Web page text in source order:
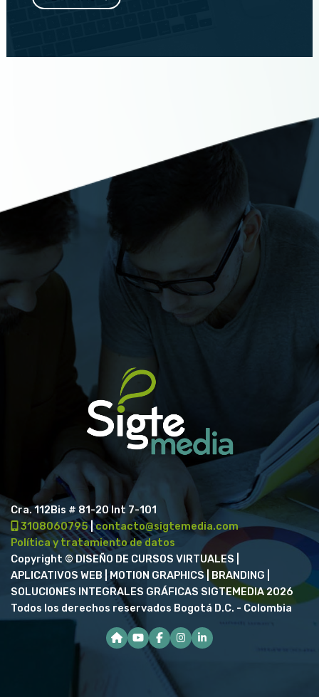
Cra. 112Bis # 81-20 Int 7-101
3108060795|contacto@sigtemedia.com
Política y tratamiento de datos
Copyright © DISEÑO DE CURSOS VIRTUALES |
APLICATIVOS WEB | MOTION GRAPHICS | BRANDING |
SOLUCIONES INTEGRALES GRÁFICAS SIGTEMEDIA 2026
Todos los derechos reservados Bogotá D.C. - Colombia